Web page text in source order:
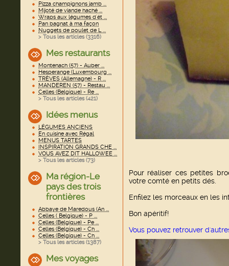
Pizza champignons jamb ...
Mijoté de viande haché ...
Wraps aux légumes d'ét ...
Pan bagnat à ma façon
Nuggets de poulet de L ...
> Tous les articles (3316)
Mes restaurants
Montenach (57) - Auber ...
Hesperange (Luxembourg ...
TRÈVES (Allemagne) - R ...
MANDEREN (57) - Restau ...
Celles (Belgique) - Re ...
> Tous les articles (421)
Idées menus
LÉGUMES ANCIENS
En cuisine avec Régal
MENUS TARTES
INSPIRATION GRANDS CHE ...
VOUS AVEZ DIT HALLOWEE ...
> Tous les articles (73)
Ma région-Le
pays des trois
frontières
Abbaye de Maredous (An ...
Celles ( Belgique) - P ...
Celles (Belgique) - Pe ...
Celles (Belgique) - Ch ...
Celles (Belgique) - Ch ...
> Tous les articles (1387)
Mes voyages
Pour réaliser ces petites
votre comté en petits dés.
Enfilez les morceaux en les
Bon apéritif!
Vous pouvez retrouver